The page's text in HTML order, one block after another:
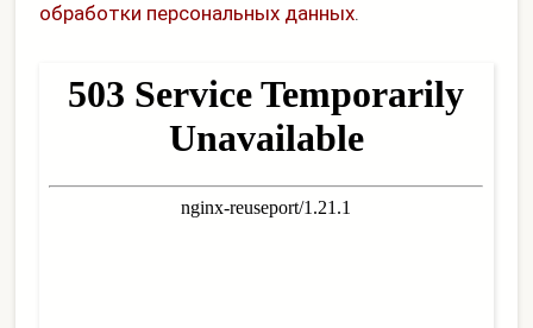
обработки персональных данных.